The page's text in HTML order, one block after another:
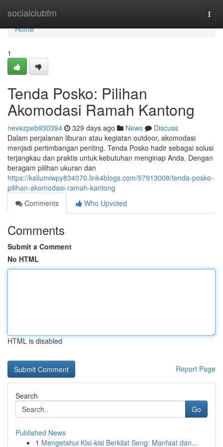
socialclubfm
Home
Home
1
Tenda Posko: Pilihan
Akomodasi Ramah Kantong
nevezpeb930394 329 days ago News
Discuss
Dalam perjalanan liburan atau kegiatan outdoor, akomodasi
menjadi pertimbangan penting. Tenda Posko hadir sebagai solusi
terjangkau dan praktis untuk kebutuhan menginap Anda. Dengan
beragam pilihan ukuran dan
https://kallumiwpy834070.link4blogs.com/57913008/tenda-posko-
pilihan-akomodasi-ramah-kantong
Comments
Who Upvoted
Comments
Submit a Comment
No HTML
HTML is disabled
Report Page
Search
Go
Published News
1 Mengetahui Kisi-kisi Berkilat Seng: Manfaat dan...